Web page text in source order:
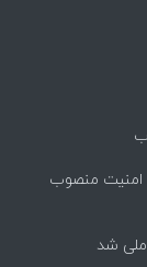
امنیت منصوب
ملی شد